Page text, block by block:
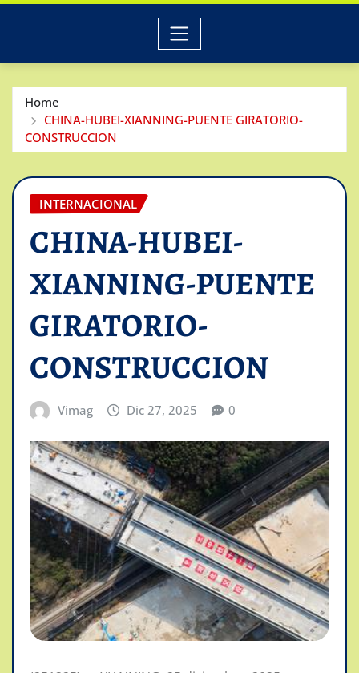
Home
CHINA-HUBEI-XIANNING-PUENTE GIRATORIO-
CONSTRUCCION
INTERNACIONAL
CHINA-HUBEI-
XIANNING-PUENTE
GIRATORIO-
CONSTRUCCION
Vimag Dic 27, 2025 0